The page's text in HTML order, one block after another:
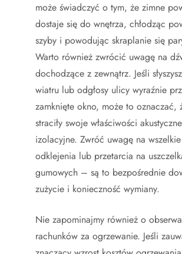
może świadczyć o tym, że zimne
dostaje się do wnętrza, chłodząc
szyby i powodując skraplanie się
Warto również zwrócić uwagę na
dochodzące z zewnątrz. Jeśli
wiatru lub odgłosy ulicy wyraźnie
zamknięte okno, może to oznaczać,
straciły swoje właściwości
izolacyjne. Zwróć uwagę na
odklejenia lub przetarcia na
gumowych – są to bezpośrednie
zużycie i konieczność wymiany.
Nie zapominajmy również o
rachunków za ogrzewanie. Jeśli